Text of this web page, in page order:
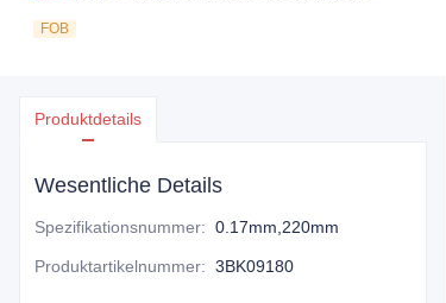
FOB
Produktdetails
Wesentliche Details
Spezifikationsnummer: 0.17mm,220mm
Produktartikelnummer: 3BK09180